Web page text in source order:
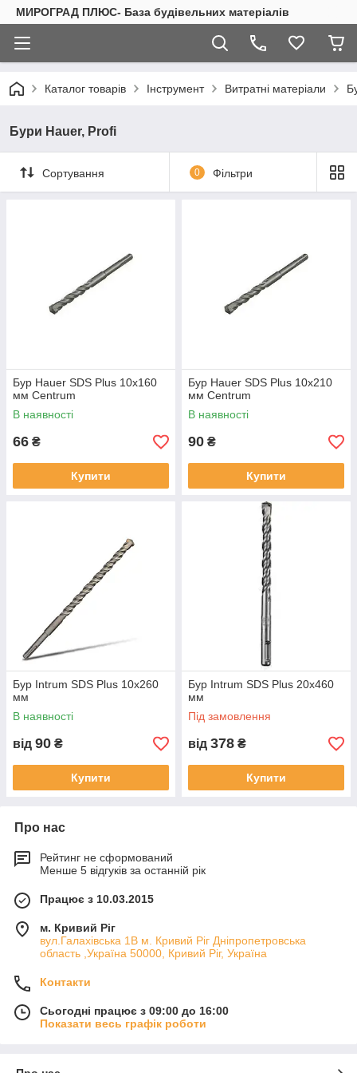
МИРОГРАД ПЛЮС- База будівельних матеріалів
Каталог товарів Інструмент Витратні матеріали
Бури Hauer, Profi
Сортування 0 Фільтри
Бур Hauer SDS Plus 10х160
мм Centrum
В наявності
66 ₴
Купити
Бур Hauer SDS Plus 10х210
мм Centrum
В наявності
90 ₴
Купити
Бур Intrum SDS Plus 10х260
мм
В наявності
від 90 ₴
Купити
Бур Intrum SDS Plus 20х460
мм
Під замовлення
від 378 ₴
Купити
Про нас
Рейтинг не сформований
Менше 5 відгуків за останній рік
Працює з 10.03.2015
м. Кривий Ріг
вул.Галахівська 1В м. Кривий Ріг Дніпропетровська
область ,Україна 50000, Кривий Ріг, Україна
Контакти
Сьогодні працює з 09:00 до 16:00
Показати весь графік роботи